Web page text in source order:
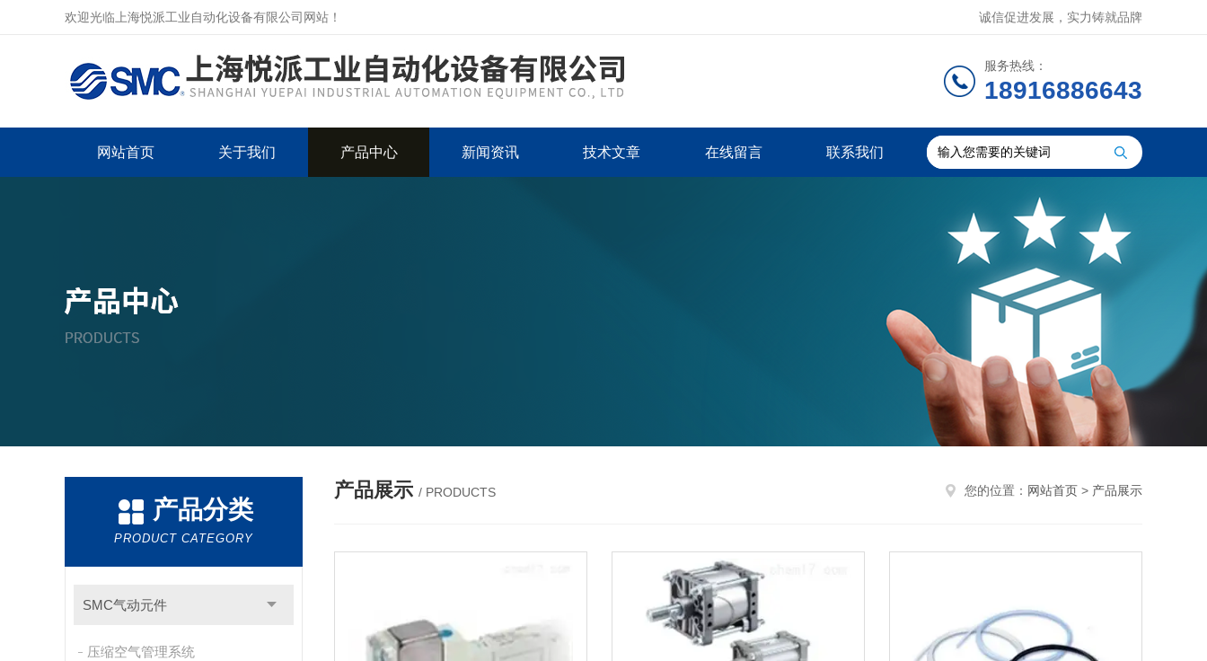
欢迎光临上海悦派工业自动化设备有限公司网站！ 诚信促进发展，实力铸就品牌
服务热线：
18916886643
网站首页 关于我们 产品中心 新闻资讯 技术文章 在线留言 联系我们
产品分类
PRODUCT CATEGORY
SMC气动元件
压缩空气管理系统
产品展示 / PRODUCTS 您的位置： 网站首页 > 产品展示